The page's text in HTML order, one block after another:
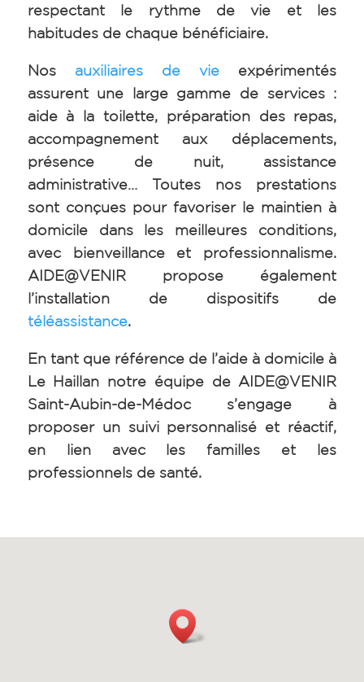
respectant le rythme de vie et les
habitudes de chaque bénéficiaire.
Nos auxiliaires de vie expérimentés
assurent une large gamme de services :
aide à la toilette, préparation des repas,
accompagnement aux déplacements,
présence de nuit, assistance
administrative… Toutes nos prestations
sont conçues pour favoriser le maintien à
domicile dans les meilleures conditions,
avec bienveillance et professionnalisme.
AIDE@VENIR propose également
l’installation de dispositifs de
téléassistance.
En tant que référence de l’aide à domicile à
Le Haillan notre équipe de AIDE@VENIR
Saint-Aubin-de-Médoc s’engage à
proposer un suivi personnalisé et réactif,
en lien avec les familles et les
professionnels de santé.